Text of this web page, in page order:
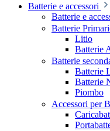
Batterie e accessori
Batterie e
Batterie
Litio
Batterie
Batterie
Batterie
Batterie
Piombo
Accessori per